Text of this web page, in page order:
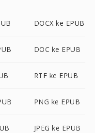
DOCX ke EPUB
DOC ke EPUB
RTF ke EPUB
PNG ke EPUB
JPEG ke EPUB